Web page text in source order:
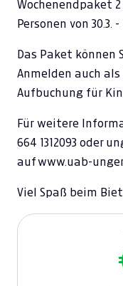
Wochenendpaket
Personen von 30.3. -
Das Paket können
Anmelden auch als
Aufbuchung für
Für weitere
664 1312093 oder
auf www.uab-
Viel Spaß beim